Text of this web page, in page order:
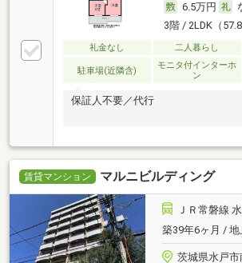
6.5万円
3階 / 2LDK（
礼金なし 二人暮らし
駐車場(近隣含)
モニタ付インターホ
ン
保証人不要／代行
賃貸マンション マルニビルディング
ＪＲ常磐線
築39年6ヶ月 /
茨城県水戸市